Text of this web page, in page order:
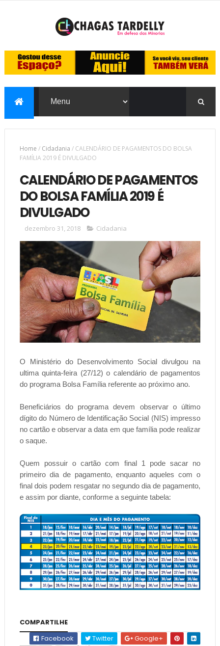
Home / Cidadania / CALENDÁRIO DE PAGAMENTOS DO BOLSA
FAMÍLIA 2019 É DIVULGADO
CALENDÁRIO DE PAGAMENTOS
DO BOLSA FAMÍLIA 2019 É
DIVULGADO
dezembro 31, 2018 Cidadania
O Ministério do Desenvolvimento Social divulgou na
ultima quinta-feira (27/12) o calendário de pagamentos
do programa Bolsa Família referente ao próximo ano.
Beneficiários do programa devem observar o último
dígito do Número de Identificação Social (NIS) impresso
no cartão e observar a data em que família pode realizar
o saque.
Quem possuir o cartão com final 1 pode sacar no
primeiro dia de pagamento, enquanto aqueles com o
final dois podem resgatar no segundo dia de pagamento,
e assim por diante, conforme a seguinte tabela:
COMPARTILHE
Facebook
Twitter Google+